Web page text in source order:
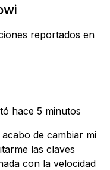
reportados en
hace 5 minutos
de cambiar mi
las claves
con la velocidad